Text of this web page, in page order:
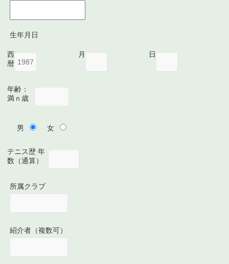
生年月日
西
暦
月 日
年齢：
満ｎ歳
男 女
テニス歴 年
数（通算）
所属クラブ
紹介者（複数可）